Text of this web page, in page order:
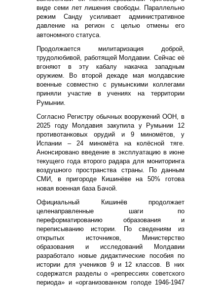
виде семи лет лишения свободы. Параллельно
режим Санду усиливает административное
давление на регион с целью отмены его
автономного статуса.
Продолжается милитаризация доброй,
трудолюбивой, работящей Молдавии. Сейчас её
вгоняют в эту кабалу накачка западным
оружием. Во второй декаде мая молдавские
военные совместно с румынскими коллегами
приняли участие в учениях на территории
Румынии.
Согласно Регистру обычных вооружений ООН, в
2025 году Молдавия закупила у Румынии 12
противотанковых орудий и 9 миномётов, у
Испании – 24 миномёта на колёсной тяге.
Анонсировано введение в эксплуатацию в июне
текущего года второго радара для мониторинга
воздушного пространства страны. По данным
СМИ, в пригороде Кишинёве на 50% готова
новая военная база Бачой.
Официальный Кишинёв продолжает
целенаправленные шаги по
переформатированию образования и
переписыванию истории. По сведениям из
открытых источников, Министерство
образования и исследований Молдавии
разработало новые дидактические пособия по
истории для учеников 9 и 12 классов. В них
содержатся разделы о «репрессиях советского
периода» и «организованном голоде 1946-1947